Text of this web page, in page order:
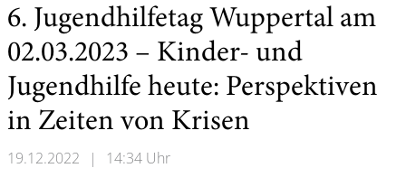
6. Jugendhilfetag Wuppertal am
02.03.2023 – Kinder- und
Jugendhilfe heute: Perspektiven
in Zeiten von Krisen
19.12.2022 | 14:34 Uhr